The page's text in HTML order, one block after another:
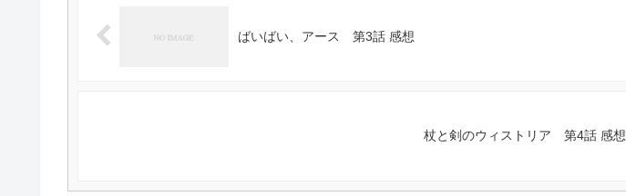
ばいばい、アース 第3話 感想
杖と剣のウィストリア 第4話 感想